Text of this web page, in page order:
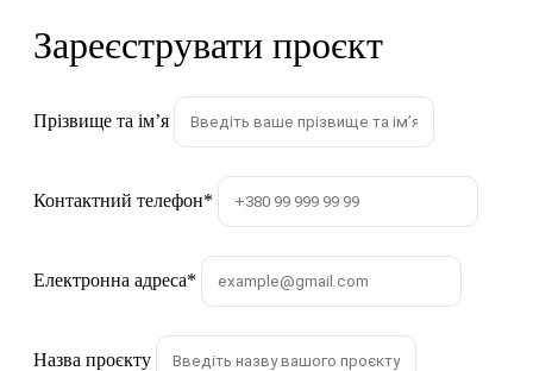
Зареєструвати проєкт
Прізвище та імʼя
Контактний телефон*
Електронна адреса*
Назва проєкту